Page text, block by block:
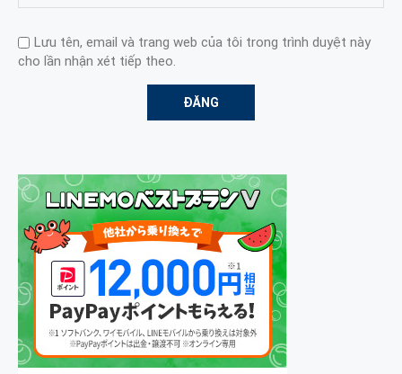
Lưu tên, email và trang web của tôi trong trình duyệt này
cho lần nhận xét tiếp theo.